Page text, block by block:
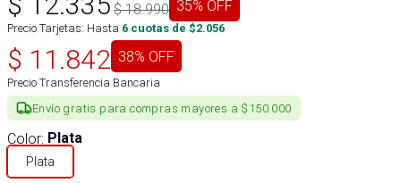
$18.990 35% OFF
Precio Tarjetas: Hasta 6 cuotas de $2.056
$ 11.842 38% OFF
Precio Transferencia Bancaria
Envío gratis para compras mayores a $150.000
Color: Plata
Plata